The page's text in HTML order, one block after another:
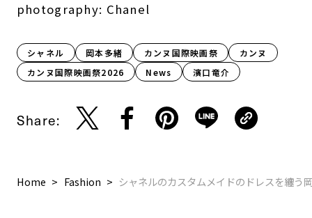
photography: Chanel
シャネル 岡本多緒 カンヌ国際映画祭
カンヌ
カンヌ国際映画祭2026
News 濱口竜介
Share:
Home Fashion シャネルのカスタムメイドのドレスを纏う